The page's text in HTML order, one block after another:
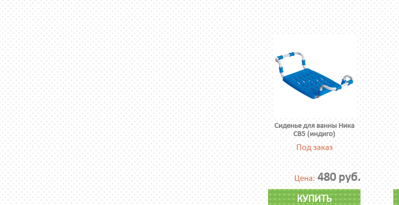
Сиденье для ванны Ника
СВ5 (индиго)
Под заказ
Цена: 480 руб.
КУПИТЬ